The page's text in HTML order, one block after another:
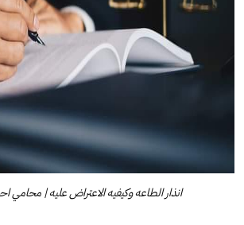
انذار الطاعه وكيفيه الاعتراض عليه |